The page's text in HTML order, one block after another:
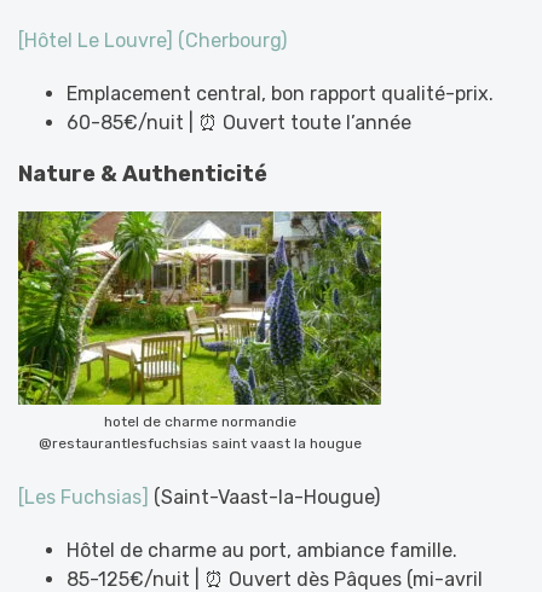
[Hôtel Le Louvre] (Cherbourg)
Emplacement central, bon rapport qualité-prix.
60-85€/nuit | ⏰ Ouvert toute l’année
Nature & Authenticité
hotel de charme normandie
@restaurantlesfuchsias saint vaast la hougue
[Les Fuchsias] (Saint-Vaast-la-Hougue)
Hôtel de charme au port, ambiance famille.
85-125€/nuit | ⏰ Ouvert dès Pâques (mi-avril